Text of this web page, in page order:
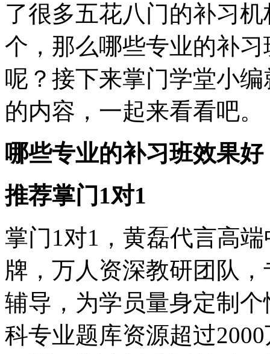
了很多五花八门的补习
个，那么哪些专业的补
呢？接下来掌门学堂小
的内容，一起来看看吧。
哪些专业的补习班效果好
推荐掌门1对1
掌门1对1，黄磊代言高
牌，万人资深教研团队
辅导，为学员量身定制
科专业题库资源超过